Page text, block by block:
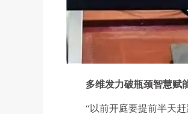
多维发力破瓶颈智慧赋
“以前开庭要提前半天